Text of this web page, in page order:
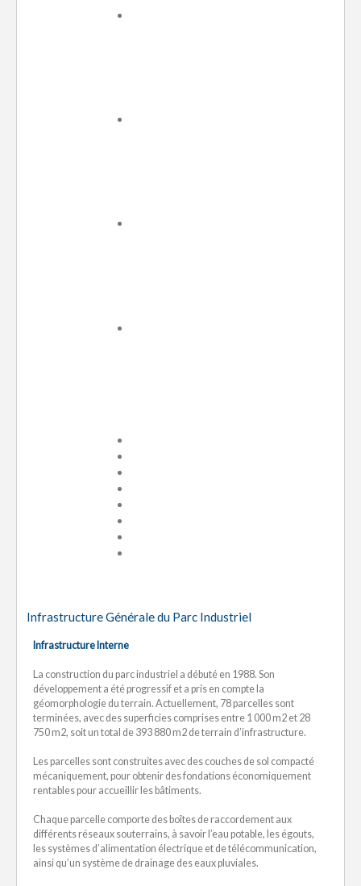
Infrastructure Générale du Parc Industriel
Infrastructure Interne
La construction du parc industriel a débuté en 1988. Son
développement a été progressif et a pris en compte la
géomorphologie du terrain. Actuellement, 78 parcelles sont
terminées, avec des superficies comprises entre 1 000 m2 et 28
750 m2, soit un total de 393 880 m2 de terrain d’infrastructure.
Les parcelles sont construites avec des couches de sol compacté
mécaniquement, pour obtenir des fondations économiquement
rentables pour accueillir les bâtiments.
Chaque parcelle comporte des boîtes de raccordement aux
différents réseaux souterrains, à savoir l’eau potable, les égouts,
les systèmes d’alimentation électrique et de télécommunication,
ainsi qu’un système de drainage des eaux pluviales.